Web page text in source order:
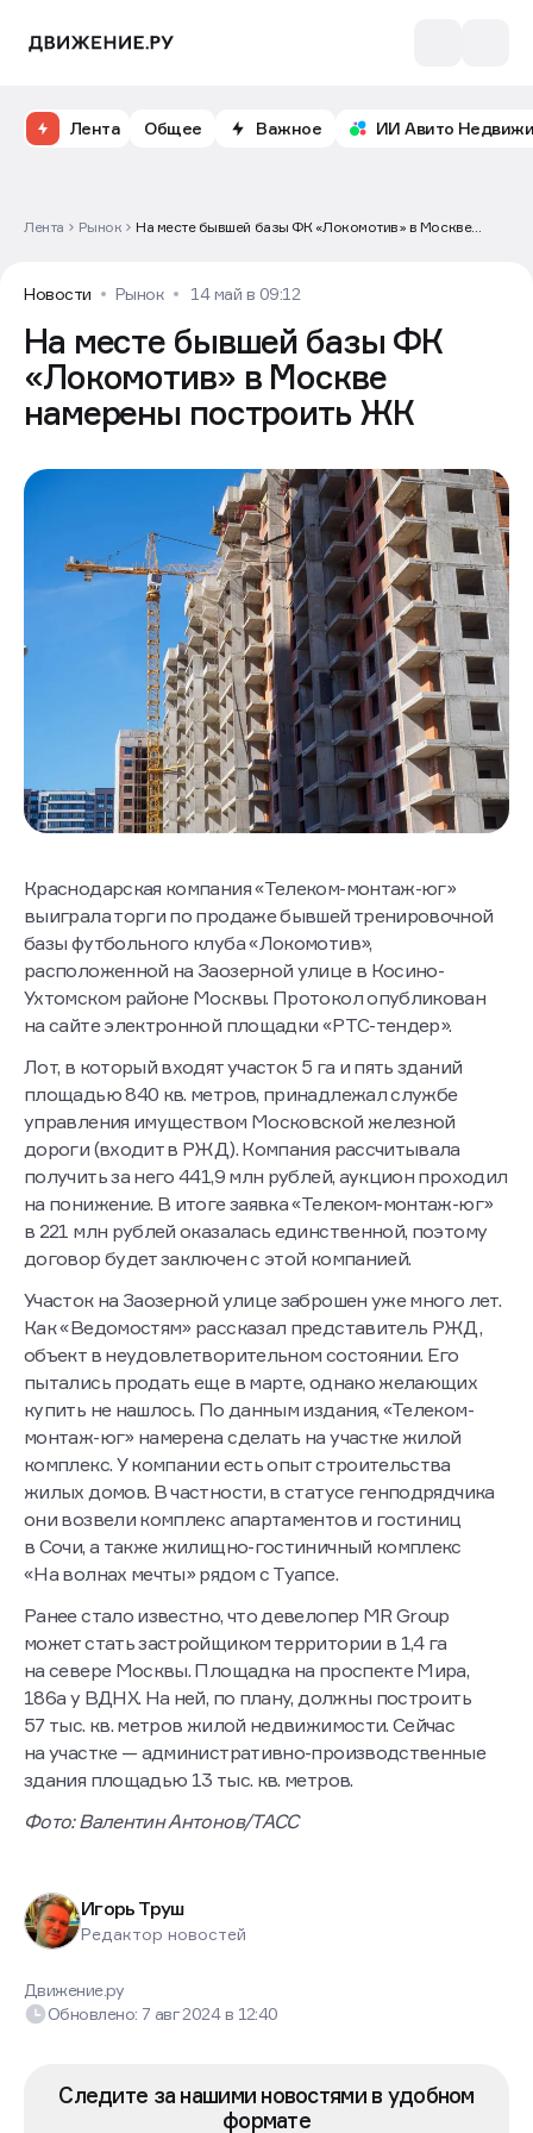
Лента Общее Важное ИИ Авито
Лента Рынок
На месте бывшей базы ФК «Локомотив» в Москве
Новости Рынок 14 май в 09:12
На месте бывшей базы ФК
«Локомотив» в Москве
намерены построить ЖК
Краснодарская компания «Телеком-монтаж-юг»
выиграла торги по продаже бывшей тренировочной
базы футбольного клуба «Локомотив»,
расположенной на Заозерной улице в Косино-
Ухтомском районе Москвы. Протокол опубликован
на сайте электронной площадки «РТС-тендер».
Лот, в который входят участок 5 га и пять зданий
площадью 840 кв. метров, принадлежал службе
управления имуществом Московской железной
дороги (входит в РЖД). Компания рассчитывала
получить за него 441,9 млн рублей, аукцион проходил
на понижение. В итоге заявка «Телеком-монтаж-юг»
в 221 млн рублей оказалась единственной, поэтому
договор будет заключен с этой компанией.
Участок на Заозерной улице заброшен уже много лет.
Как «Ведомостям» рассказал представитель РЖД,
объект в неудовлетворительном состоянии. Его
пытались продать еще в марте, однако желающих
купить не нашлось. По данным издания, «Телеком-
монтаж-юг» намерена сделать на участке жилой
комплекс. У компании есть опыт строительства
жилых домов. В частности, в статусе генподрядчика
они возвели комплекс апартаментов и гостиниц
в Сочи, а также жилищно-гостиничный комплекс
«На волнах мечты» рядом с Туапсе.
Ранее стало известно, что девелопер MR Group
может стать застройщиком территории в 1,4 га
на севере Москвы. Площадка на проспекте Мира,
186а у ВДНХ. На ней, по плану, должны построить
57 тыс. кв. метров жилой недвижимости. Сейчас
на участке — административно-производственные
здания площадью 13 тыс. кв. метров.
Фото: Валентин Антонов/ТАСС
Игорь Труш
Редактор новостей
Движение.ру
Обновлено: 7 авг 2024в 12:40
Следите за нашими новостями в удобном
формате